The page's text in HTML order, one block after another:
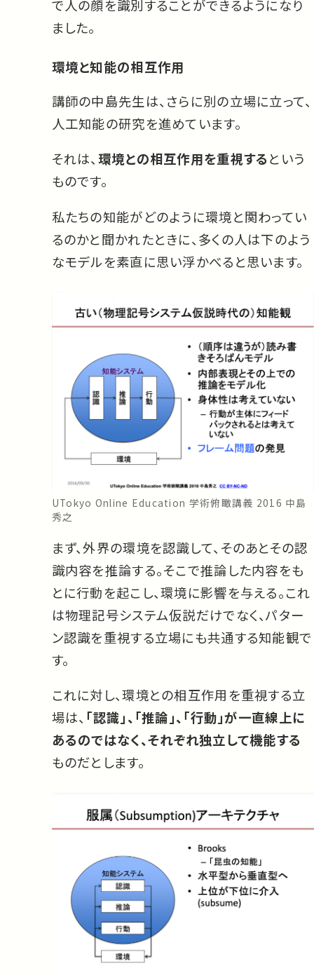
で人の顔を識別することができるようになり
ました。
環境と知能の相互作用
講師の中島先生は、さらに別の立場に立って、
人工知能の研究を進めています。
それは、環境との相互作用を重視するという
ものです。
私たちの知能がどのように環境と関わってい
るのかと聞かれたときに、多くの人は下のよう
なモデルを素直に思い浮かべると思います。
UTokyo Online Education 学術俯瞰講義 2016 中島
秀之
まず、外界の環境を認識して、そのあとその認
識内容を推論する。そこで推論した内容をも
とに行動を起こし、環境に影響を与える。これ
は物理記号システム仮説だけでなく、パター
ン認識を重視する立場にも共通する知能観で
す。
これに対し、環境との相互作用を重視する立
場は、 「認識」、「推論」、「行動」が一直線上に
あるのではなく、それぞれ独立して機能する
ものだとします。